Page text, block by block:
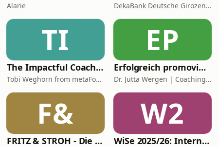
Alarie DekaBank Deutsche Girozentrale
TI
The Impactful Coach: Learn Coaching Skills & Coaching Demos
Tobi Weghorn from metaFox Coaching Tools
EP
Erfolgreich promovieren | Coachingzonen-Podcast | Promotionspodcast
Dr. Jutta Wergen | Coaching für Promovierende
F&
FRITZ & STROH - Die Fussballshow
W2
WiSe 2025/26: Internationales Privatrecht